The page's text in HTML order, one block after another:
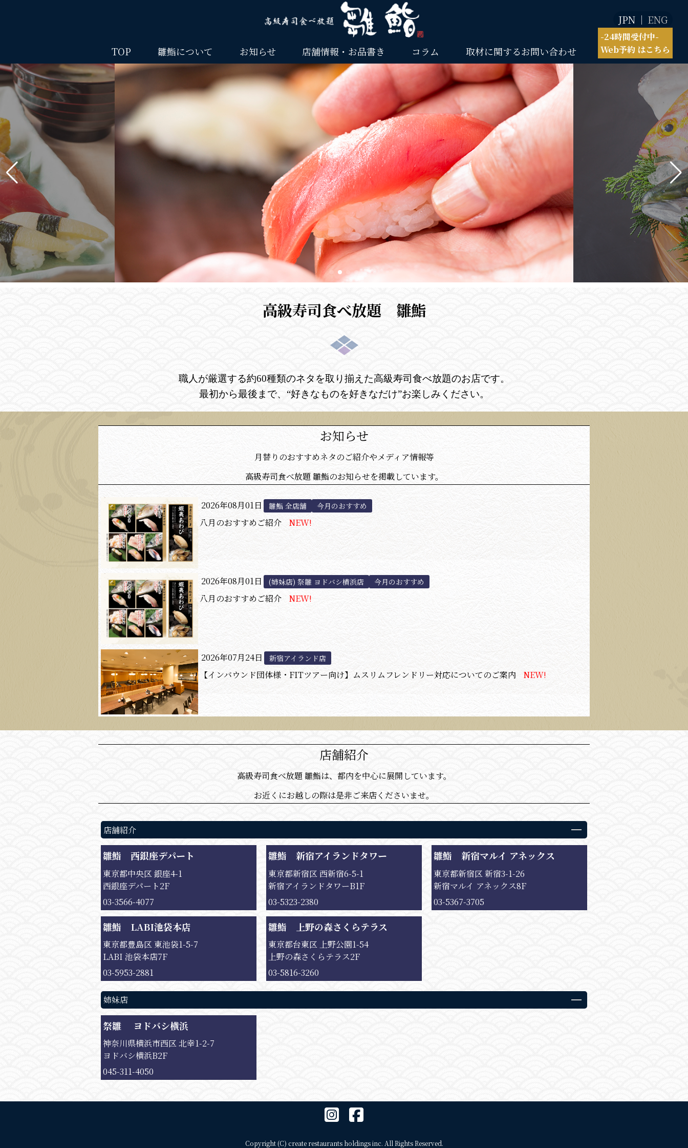
TOP 雛鮨について お知らせ 店舗情報・お品書き コラム 取材に関するお問い合わせ
JPN ENG
-24時間受付中-
Web予約 はこちら
高級寿司食べ放題 雛鮨
職人が厳選する約60種類のネタを取り揃えた高級寿司食べ放題のお店です。
最初から最後まで、“好きなものを好きなだけ”お楽しみください。
お知らせ
月替りのおすすめネタのご紹介やメディア情報等
高級寿司食べ放題 雛鮨のお知らせを掲載しています。
2026年08月01日 雛鮨 全店舗 今月のおすすめ
八月のおすすめご紹介 NEW!
2026年08月01日 (姉妹店) 祭雛 ヨドバシ横浜店 今月のおすすめ
八月のおすすめご紹介 NEW!
2026年07月24日 新宿アイランド店
【インバウンド団体様・FITツアー向け】ムスリムフレンドリー対応についてのご案内 NEW!
店舗紹介
高級寿司食べ放題 雛鮨は、都内を中心に展開しています。
お近くにお越しの際は是非ご来店くださいませ。
店舗紹介
雛鮨 西銀座デパート
東京都中央区 銀座4-1
西銀座デパート2F
03-3566-4077
雛鮨 新宿アイランドタワー
東京都新宿区 西新宿6-5-1
新宿アイランドタワーB1F
03-5323-2380
雛鮨 新宿マルイ アネックス
東京都新宿区 新宿3-1-26
新宿マルイ アネックス8F
03-5367-3705
雛鮨 LABI池袋本店
東京都豊島区 東池袋1-5-7
LABI 池袋本店7F
03-5953-2881
雛鮨 上野の森さくらテラス
東京都台東区 上野公園1-54
上野の森さくらテラス2F
03-5816-3260
姉妹店
祭雛 ヨドバシ横浜
神奈川県横浜市西区 北幸1-2-7
ヨドバシ横浜B2F
045-311-4050
Copyright (C) create restaurants holdings inc. All Rights Reserved.